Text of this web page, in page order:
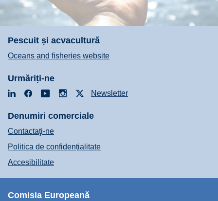
Pescuit și acvacultură
Oceans and fisheries website
Urmăriți-ne
LinkedInFacebookYouTubeInstagramNewsletter
Denumiri comerciale
Contactaţi-ne
Politica de confidențialitate
Accesibilitate
Comisia Europeană